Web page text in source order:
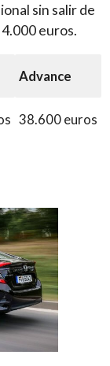
sin salir de
euros.
Advance
38.600 euros